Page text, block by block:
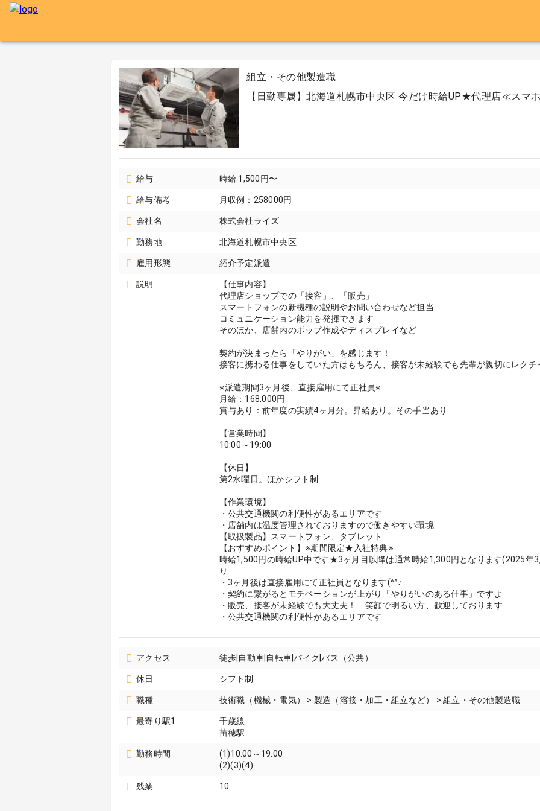
組立・その他製造職
【日勤専属】北海道札幌市中央区 今だけ時給UP★代理店≪スマ
給与 時給 1,500円〜
給与備考 月収例：258000円
会社名 株式会社ライズ
勤務地 北海道札幌市中央区
雇用形態 紹介予定派遣
説明
【仕事内容】
代理店ショップでの「接客」、「販売」
スマートフォンの新機種の説明やお問い合わせなど担当
コミュニケーション能力を発揮できます
そのほか、店舗内のポップ作成やディスプレイなど
契約が決まったら「やりがい」を感じます！
接客に携わる仕事をしていた方はもちろん、接客が未経験でも先輩が親切にレク
※派遣期間3ヶ月後、直接雇用にて正社員※
月給：168,000円
賞与あり：前年度の実績4ヶ月分。昇給あり。その手当あり
【営業時間】
10:00～19:00
【休日】
第2水曜日。ほかシフト制
【作業環境】
・公共交通機関の利便性があるエリアです
・店舗内は温度管理されておりますので働きやすい環境
【取扱製品】スマートフォン、タブレット
【おすすめポイント】※期間限定★入社特典※
時給1,500円の時給UP中です★3ヶ月目以降は通常時給1,300円となります(2025年
り
・3ヶ月後は直接雇用にて正社員となります(^^♪
・契約に繋がるとモチベーションが上がり「やりがいのある仕事」ですよ
・販売、接客が未経験でも大丈夫！ 笑顔で明るい方、歓迎しております
・公共交通機関の利便性があるエリアです
アクセス 徒歩|自動車|自転車|バイク|バス（公共）
休日 シフト制
職種 技術職（機械・電気） > 製造（溶接・加工・組立など） > 組立・その他製造職
最寄り駅1
千歳線
苗穂駅
勤務時間
(1)10:00～19:00
(2)(3)(4)
残業 10